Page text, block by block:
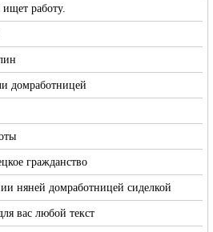
работу.
домработницей
гражданство
няней домработницей сиделкой
вас любой текст